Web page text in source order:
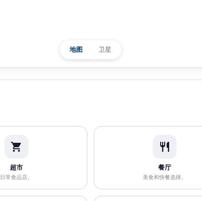
地图 卫星
超市
日常食品店。
餐厅
美食和快餐选择。